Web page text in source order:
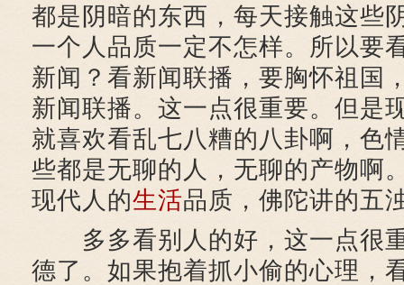
都是阴暗的东西，每天接触这些
一个人品质一定不怎样。所以要
新闻？看新闻联播，要胸怀祖国
新闻联播。这一点很重要。但是
就喜欢看乱七八糟的八卦啊，色
些都是无聊的人，无聊的产物啊
现代人的生活品质，佛陀讲的五
多多看别人的好，这一点很
德了。如果抱着抓小偷的心理，